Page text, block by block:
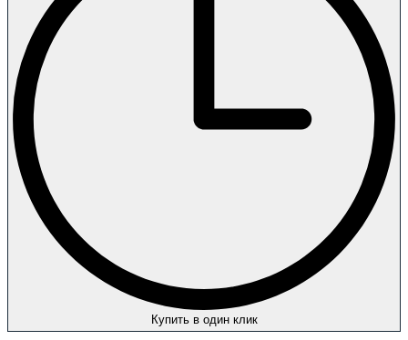
Купить в один клик